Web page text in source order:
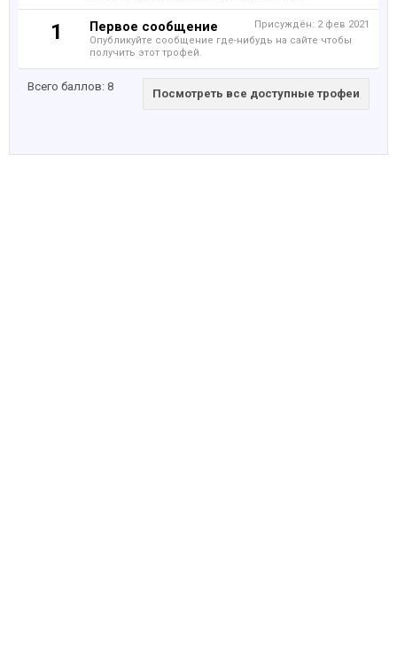
1 Присуждён: 2 фев 2021
Первое сообщение
Опубликуйте сообщение где-нибудь на сайте чтобы
получить этот трофей.
Всего баллов: 8
Посмотреть все доступные трофеи